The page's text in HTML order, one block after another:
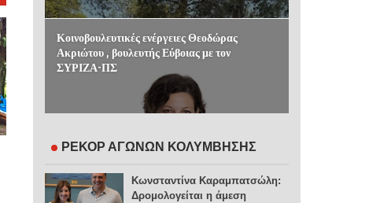
Κοινοβουλευτικές ενέργειες Θεοδώρας
Ακριώτου , βουλευτής Εύβοιας με τον
ΣΥΡΙΖΑ-ΠΣ
ΡΕΚΟΡ ΑΓΩΝΩΝ ΚΟΛΥΜΒΗΣΗΣ
Κωνσταντίνα Καραμπατσώλη:
Δρομολογείται η άμεση